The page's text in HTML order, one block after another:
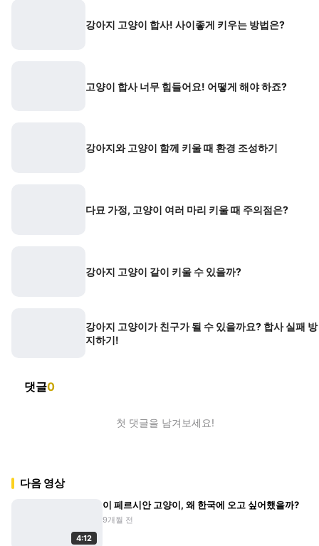
강아지 고양이 합사! 사이좋게 키우는 방법은?
고양이 합사 너무 힘들어요! 어떻게 해야 하죠?
강아지와 고양이 함께 키울 때 환경 조성하기
다묘 가정, 고양이 여러 마리 키울 때 주의점은?
강아지 고양이 같이 키울 수 있을까?
강아지 고양이가 친구가 될 수 있을까요? 합사 실패 방
지하기!
댓글0
첫 댓글을 남겨보세요!
다음 영상
4:12
이 페르시안 고양이, 왜 한국에 오고 싶어했을까?
9개월 전